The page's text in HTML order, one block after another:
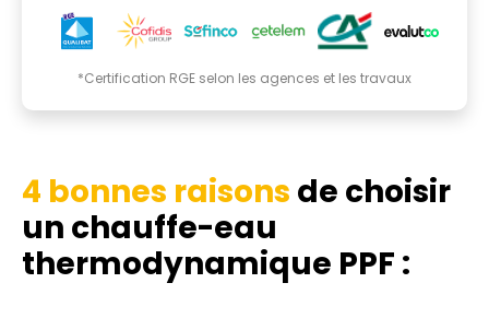
*Certification RGE selon les agences et les travaux
4 bonnes raisons de choisir
un chauffe-eau
thermodynamique PPF :